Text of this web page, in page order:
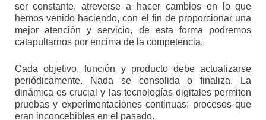
ser constante, atreverse a hacer cambios en lo que
hemos venido haciendo, con el fin de proporcionar una
mejor atención y servicio, de esta forma podremos
catapultarnos por encima de la competencia.
Cada objetivo, función y producto debe actualizarse
periódicamente. Nada se consolida o finaliza. La
dinámica es crucial y las tecnologías digitales permiten
pruebas y experimentaciones continuas; procesos que
eran inconcebibles en el pasado.